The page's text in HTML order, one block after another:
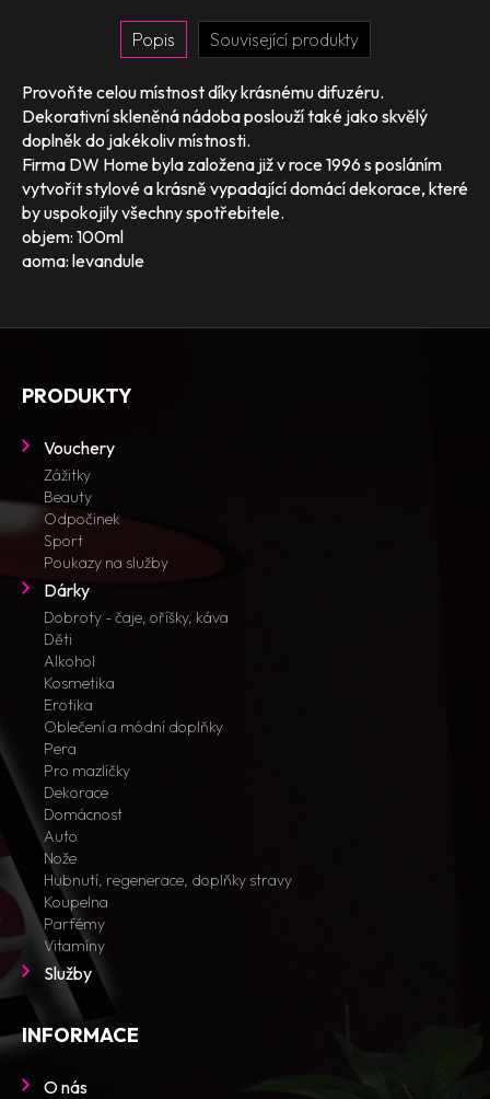
Popis Související produkty
Provoňte celou místnost díky krásnému difuzéru.
Dekorativní skleněná nádoba poslouží také jako skvělý
doplněk do jakékoliv místnosti.
Firma DW Home byla založena již v roce 1996 s posláním
vytvořit stylové a krásně vypadající domácí dekorace, které
by uspokojily všechny spotřebitele.
objem: 100ml
aoma: levandule
PRODUKTY
Vouchery
Zážitky
Beauty
Odpočinek
Sport
Poukazy na služby
Dárky
Dobroty - čaje, oříšky, káva
Děti
Alkohol
Kosmetika
Erotika
Oblečení a módní doplňky
Pera
Pro mazlíčky
Dekorace
Domácnost
Auto
Nože
Hubnutí, regenerace, doplňky stravy
Koupelna
Parfémy
Vitamíny
Služby
INFORMACE
O nás